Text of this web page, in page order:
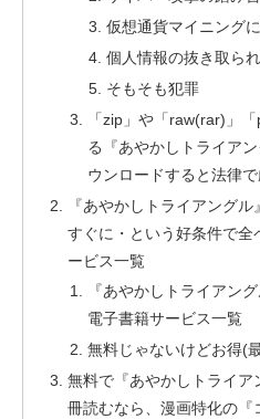
仮想通貨マイニング
個人情報の抜き取ら
そもそも犯罪
「zip」や「raw(rar)」
る『あやかしトライア
ウンロードすると法律
『あやかしトライアング
すぐに・という好条件で
ービス一覧
『あやかしトライアン
電子書籍サービス一覧
無料じゃないけどお得(
無料で『あやかしトライ
冊読むなら、漫画特化の『